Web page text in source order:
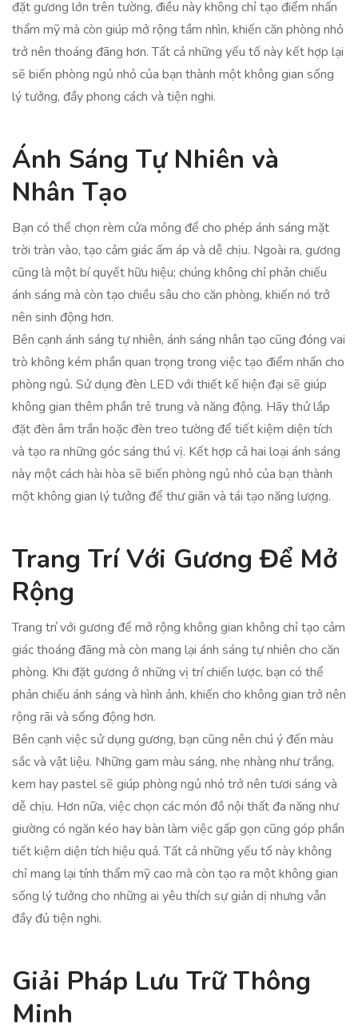
đặt gương lớn trên tường, điều này không chỉ tạo điểm nhấn
thẩm mỹ mà còn giúp mở rộng tầm nhìn, khiến căn phòng nhỏ
trở nên thoáng đãng hơn. Tất cả những yếu tố này kết hợp lại
sẽ biến phòng ngủ nhỏ của bạn thành một không gian sống
lý tưởng, đầy phong cách và tiện nghi.
Ánh Sáng Tự Nhiên và
Nhân Tạo
Bạn có thể chọn rèm cửa mỏng để cho phép ánh sáng mặt
trời tràn vào, tạo cảm giác ấm áp và dễ chịu. Ngoài ra, gương
cũng là một bí quyết hữu hiệu; chúng không chỉ phản chiếu
ánh sáng mà còn tạo chiều sâu cho căn phòng, khiến nó trở
nên sinh động hơn.
Bên cạnh ánh sáng tự nhiên, ánh sáng nhân tạo cũng đóng vai
trò không kém phần quan trọng trong việc tạo điểm nhấn cho
phòng ngủ. Sử dụng đèn LED với thiết kế hiện đại sẽ giúp
không gian thêm phần trẻ trung và năng động. Hãy thử lắp
đặt đèn âm trần hoặc đèn treo tường để tiết kiệm diện tích
và tạo ra những góc sáng thú vị. Kết hợp cả hai loại ánh sáng
này một cách hài hòa sẽ biến phòng ngủ nhỏ của bạn thành
một không gian lý tưởng để thư giãn và tái tạo năng lượng.
Trang Trí Với Gương Để Mở
Rộng
Trang trí với gương để mở rộng không gian không chỉ tạo cảm
giác thoáng đãng mà còn mang lại ánh sáng tự nhiên cho căn
phòng. Khi đặt gương ở những vị trí chiến lược, bạn có thể
phản chiếu ánh sáng và hình ảnh, khiến cho không gian trở nên
rộng rãi và sống động hơn.
Bên cạnh việc sử dụng gương, bạn cũng nên chú ý đến màu
sắc và vật liệu. Những gam màu sáng, nhẹ nhàng như trắng,
kem hay pastel sẽ giúp phòng ngủ nhỏ trở nên tươi sáng và
dễ chịu. Hơn nữa, việc chọn các món đồ nội thất đa năng như
giường có ngăn kéo hay bàn làm việc gấp gọn cũng góp phần
tiết kiệm diện tích hiệu quả. Tất cả những yếu tố này không
chỉ mang lại tính thẩm mỹ cao mà còn tạo ra một không gian
sống lý tưởng cho những ai yêu thích sự giản dị nhưng vẫn
đầy đủ tiện nghi.
Giải Pháp Lưu Trữ Thông
Minh